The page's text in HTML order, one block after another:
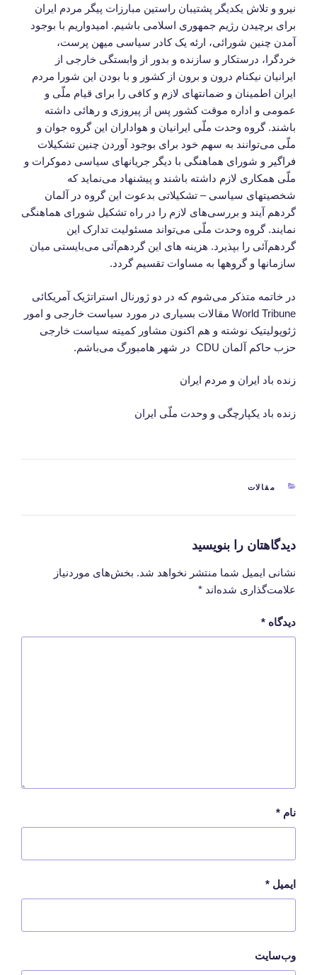
نیرو و تلاش یکدیگر پشتیبان راستین مبارزات پیگر مردم ایران
برای برچیدن رژیم جمهوری اسلامی باشیم. امیدواریم با بوجود
آمدن چنین شورائی، ارئه یک کادر سیاسی میهن پرست،
خردگرا، درستکار و سازنده و بدور از وابستگی خارجی از
ایرانیان نیکنام درون و برون از کشور و با بودن این شورا مردم
ایران اطمینان و ضمانتهای لازم و کافی را برای قیام ملّی و
عمومی و اداره موقت کشور پس از پیروزی و رهائی داشته
باشند. گروه وحدت ملّی ایرانیان و هواداران این گروه جوان و
ملّی می‌توانند به سهم خود برای بوجود آوردن چنین تشکیلات
فراگیر و شورای هماهنگی با دیگر جریانهای سیاسی دموکرات و
ملّی همکاری لازم داشته باشند و پیشنهاد می‌نماید که
شخصیتهای سیاسی – تشکیلاتی بدعوت این گروه در آلمان
گردهم آیند و بررسی‌های لازم را در راه تشکیل شورای هماهنگی
نمایند. گروه وحدت ملّی می‌تواند مسئولیت تدارک این
گردهم‌آئی را بپذیرد. هزینه های این گردهم‌آئی می‌بایستی میان
سازمانها و گروهها به مساوات تقسیم گردد.
در خاتمه متذکر می‌شوم که در دو ژورنال استراتژیک آمریکائی
World Tribune مقالات بسیاری در مورد سیاست خارجی و امور
ژئوپولیتیک نوشته و هم اکنون مشاور کمیته سیاست خارجی
حزب حاکم آلمان CDU در شهر هامبورگ می‌باشم.
زنده باد ایران و مردم ایران
زنده باد یکپارچگی و وحدت ملّی ایران
دسته‌ها
مقالات
دیدگاهتان را بنویسید
نشانی ایمیل شما منتشر نخواهد شد. بخش‌های موردنیاز
علامت‌گذاری شده‌اند *
دیدگاه *
نام *
ایمیل *
وب‌سایت